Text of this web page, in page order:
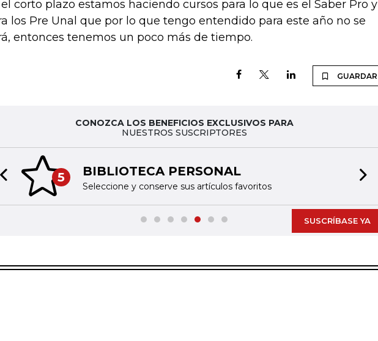
corto plazo estamos haciendo cursos para lo que es el Saber Pro y
los Pre Unal que por lo que tengo entendido para este año no se
entonces tenemos un poco más de tiempo.
GUARDAR
CONOZCA LOS BENEFICIOS EXCLUSIVOS PARA
NUESTROS SUSCRIPTORES
5 BIBLIOTECA PERSONAL
Seleccione y conserve sus artículos favoritos
Previous slide
SUSCRÍBASE YA